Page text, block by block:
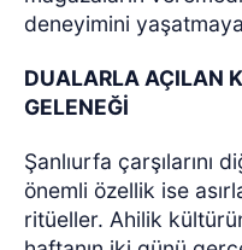
deneyimini
DUALARLA AÇILAN
GELENEĞİ
Şanlıurfa çarşılarını
önemli özellik ise
ritüeller. Ahilik